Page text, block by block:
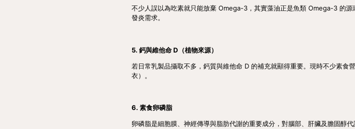
不少人誤以為吃素就只能放棄 Omega-3，其實藻油正是魚類 Omega-3 的
發炎需求。
5. 鈣與維他命 D（植物來源）
若日常乳製品攝取不多，鈣質與維他命 D 的補充就顯得重要。現時不少素食
衣）。
6. 素食卵磷脂
卵磷脂是細胞膜、神經傳導與脂肪代謝的重要成分，對腦部、肝臟及膽固醇